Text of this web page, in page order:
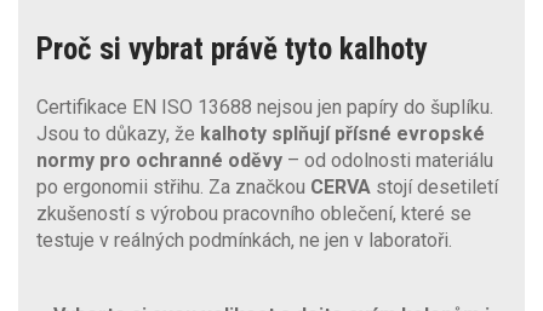
Proč si vybrat právě tyto kalhoty
Certifikace EN ISO 13688 nejsou jen papíry do šuplíku.
Jsou to důkazy, že kalhoty splňují přísné evropské
normy pro ochranné oděvy – od odolnosti materiálu
po ergonomii střihu. Za značkou CERVA stojí desetiletí
zkušeností s výrobou pracovního oblečení, které se
testuje v reálných podmínkách, ne jen v laboratoři.